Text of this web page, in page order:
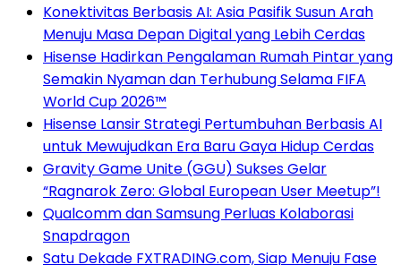
Konektivitas Berbasis AI: Asia Pasifik Susun Arah
Menuju Masa Depan Digital yang Lebih Cerdas
Hisense Hadirkan Pengalaman Rumah Pintar yang
Semakin Nyaman dan Terhubung Selama FIFA
World Cup 2026™
Hisense Lansir Strategi Pertumbuhan Berbasis AI
untuk Mewujudkan Era Baru Gaya Hidup Cerdas
Gravity Game Unite (GGU) Sukses Gelar
“Ragnarok Zero: Global European User Meetup”!
Qualcomm dan Samsung Perluas Kolaborasi
Snapdragon
Satu Dekade FXTRADING.com, Siap Menuju Fase